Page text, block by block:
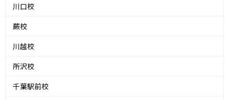
川口校
蕨校
川越校
所沢校
千葉駅前校